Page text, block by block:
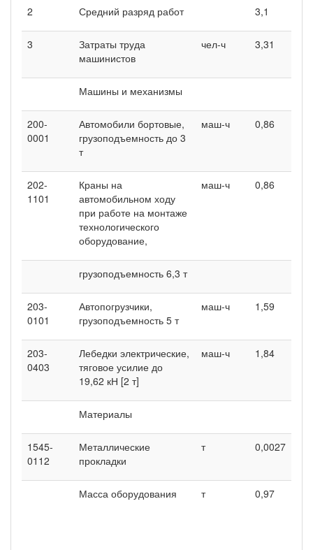
2 Средний разряд работ 3,1
3
Затраты труда
машинистов
чел-ч 3,31
Машины и механизмы
200-
0001
Автомобили бортовые,
грузоподъемность до 3
т
маш-ч 0,86
202-
1101
Краны на
автомобильном ходу
при работе на монтаже
технологического
оборудование,
маш-ч 0,86
грузоподъемность 6,3 т
203-
0101
Автопогрузчики,
грузоподъемность 5 т
маш-ч 1,59
203-
0403
Лебедки электрические,
тяговое усилие до
19,62 кН [2 т]
маш-ч 1,84
Материалы
1545-
0112
Металлические
прокладки
т 0,0027
Масса оборудования т 0,97